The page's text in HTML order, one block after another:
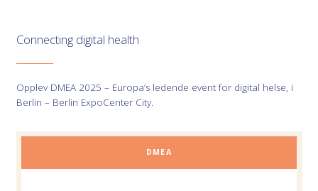
Connecting digital health
Opplev DMEA 2025 – Europa’s ledende event for digital helse, i
Berlin – Berlin ExpoCenter City.
DMEA